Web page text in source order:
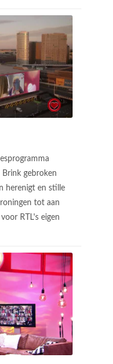
gebroken
herenigt en stille
tot aan
RTL's eigen